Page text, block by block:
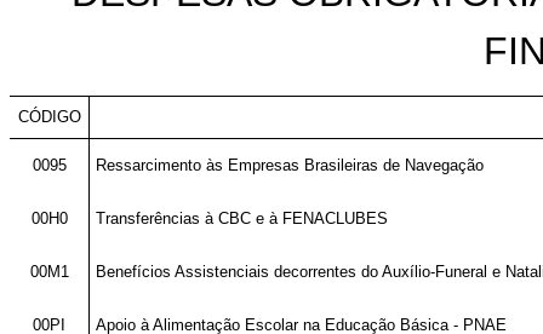
CÓDIGO
0095 Ressarcimento às Empresas Brasileiras de Navegação
00H0 Transferências à CBC e à FENACLUBES
00M1 Benefícios Assistenciais decorrentes do Auxílio-Funeral e
00PI Apoio à Alimentação Escolar na Educação Básica - PNAE